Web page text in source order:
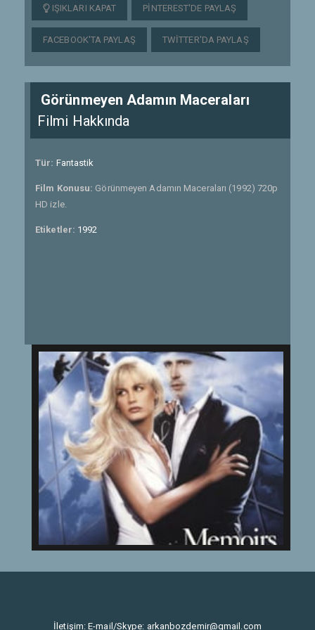
IŞIKLARI KAPAT PINTEREST'DE PAYLAŞ
FACEBOOK'TA PAYLAŞ TWITTER'DA PAYLAŞ
Görünmeyen Adamın Maceraları
Filmi Hakkında
Tür: Fantastik
Film Konusu: Görünmeyen Adamın Maceraları (1992) 720p
HD izle.
Etiketler: 1992
İletişim: E-mail/Skype: arkanbozdemir@gmail.com